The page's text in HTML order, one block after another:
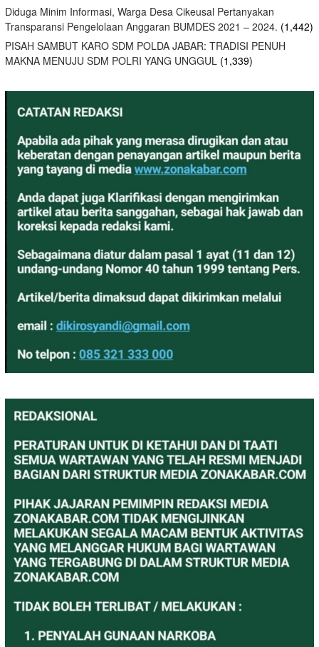
Diduga Minim Informasi, Warga Desa Cikeusal Pertanyakan
Transparansi Pengelolaan Anggaran BUMDES 2021 – 2024. (1,442)
PISAH SAMBUT KARO SDM POLDA JABAR: TRADISI PENUH
MAKNA MENUJU SDM POLRI YANG UNGGUL (1,339)